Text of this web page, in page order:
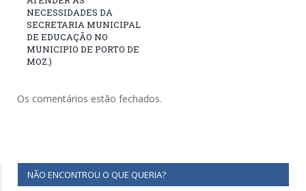
NECESSIDADES DA
SECRETARIA MUNICIPAL
DE EDUCAÇÃO NO
MUNICIPIO DE PORTO DE
MOZ.)
Os comentários estão fechados.
NÃO ENCONTROU O QUE QUERIA?